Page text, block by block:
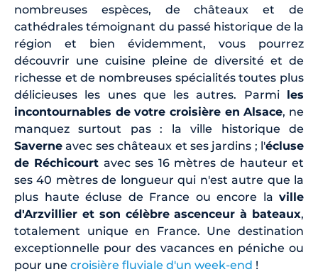
nombreuses espèces, de châteaux et de
cathédrales témoignant du passé historique de la
région et bien évidemment, vous pourrez
découvrir une cuisine pleine de diversité et de
richesse et de nombreuses spécialités toutes plus
délicieuses les unes que les autres. Parmi les
incontournables de votre croisière en Alsace, ne
manquez surtout pas : la ville historique de
Saverne avec ses châteaux et ses jardins ; l'écluse
de Réchicourt avec ses 16 mètres de hauteur et
ses 40 mètres de longueur qui n'est autre que la
plus haute écluse de France ou encore la ville
d'Arzvillier et son célèbre ascenceur à bateaux,
totalement unique en France. Une destination
exceptionnelle pour des vacances en péniche ou
pour une croisière fluviale d'un week-end !